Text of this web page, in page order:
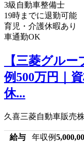
3級自動車整備士
19時までに退勤可能
育児・介護休暇あり
車通勤OK
【三菱グル
例500万円｜
休...
久喜三菱自動車販売
給与 年収例